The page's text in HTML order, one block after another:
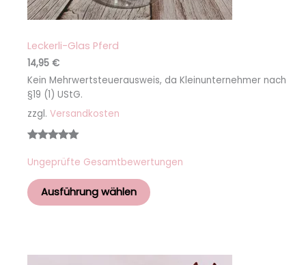
Leckerli-Glas Pferd
14,95 €
Kein Mehrwertsteuerausweis, da Kleinunternehmer nach
§19 (1) UStG.
zzgl. Versandkosten
mit 5.00
von 5,
basierend
Ungeprüfte Gesamtbewertungen
Ausführung wählen